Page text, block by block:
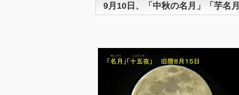
9月10日、「中秋の名月」「芋名